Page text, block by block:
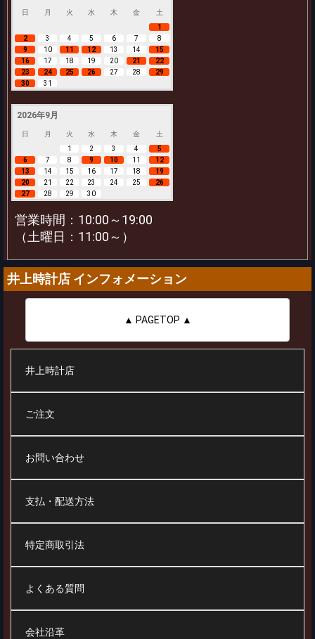
日 月 火 水 木 金
土
1
2
3 4 5 6 7
8
9
10 11 12 13 14
15
16
17 18 19 20 21
22
23
24 25 26 27 28
29
30
31
2026年9月
日 月 火 水 木 金
土
1
2 3 4
5
6
7 8 9 10 11
12
13
14 15 16 17 18
19
20
21 22 23 24 25
26
27
28 29 30
営業時間：10:00～19:00
（土曜日：11:00～）
井上時計店 インフォメーション
▲ PAGETOP ▲
井上時計店
ご注文
お問い合わせ
支払・配送方法
特定商取引法
よくある質問
会社沿革